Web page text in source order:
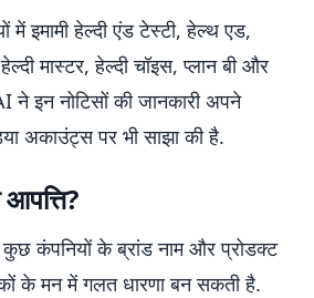
में इमामी हेल्दी एंड टेस्टी, हेल्थ एड,
मास्टर, हेल्दी चॉइस, प्लान बी और
ने इन नोटिसों की जानकारी अपने
अकाउंट्स पर भी साझा की है.
कंपनियों के ब्रांड नाम और प्रोडक्ट
के मन में गलत धारणा बन सकती है.